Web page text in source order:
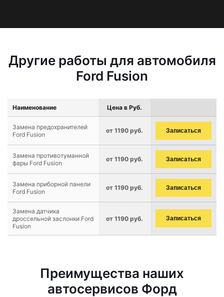
Другие работы для автомобиля
Ford Fusion
Наименование Цена в Руб.
Замена предохранителей
Ford Fusion
от 1190 руб. Записаться
Замена противотуманной
фары Ford Fusion
от 1190 руб. Записаться
Замена приборной панели
Ford Fusion
от 1190 руб. Записаться
Замена датчика
дроссельной заслонки Ford
Fusion
от 1190 руб. Записаться
Преимущества наших
автосервисов Форд